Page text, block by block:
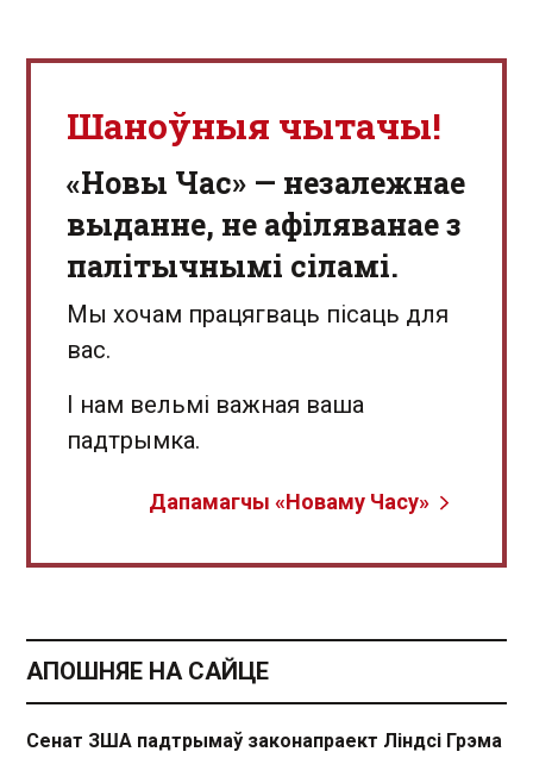
Шаноўныя чытачы!
«Новы Час» — незалежнае
выданне, не афіляванае з
палітычнымі сіламі.
Мы хочам працягваць пісаць для
вас.
І нам вельмі важная ваша
падтрымка.
Дапамагчы «Новаму Часу»
АПОШНЯЕ НА САЙЦЕ
Сенат ЗША падтрымаў законапраект Ліндсі Грэма